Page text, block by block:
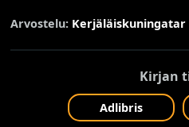
Arvostelu: Kerjäläiskuningatar
Kirjan
Adlibris